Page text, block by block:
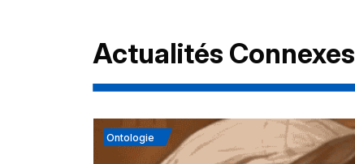
Actualités Connexes
Ontologie